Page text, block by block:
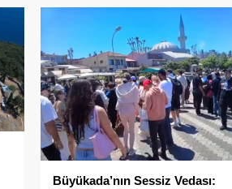
Büyükada’nın Sessiz Vedası: